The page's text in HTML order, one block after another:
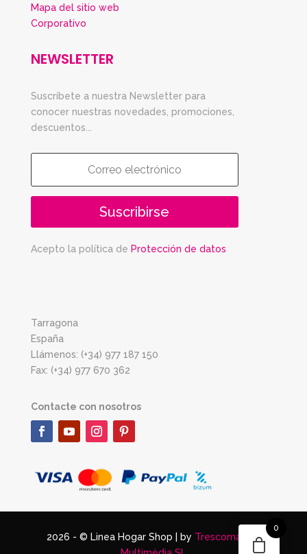
Mapa del sitio web
Corporativo
NEWSLETTER
Suscríbete a nuestra Newsletter para
conocer nuestras novedades, promociones,
descuentos...
Suscribirse
Acepto la política de Protección de datos
Tarragona
España
Llámenos: (+34) 977 187 150
Fax: (+34) 977 670 362
Contacte con nosotros
2026 - © Linea Hogar Shop | by Trescomatres
0